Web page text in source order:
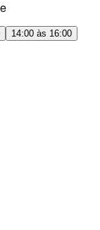
14:00 às 16:00